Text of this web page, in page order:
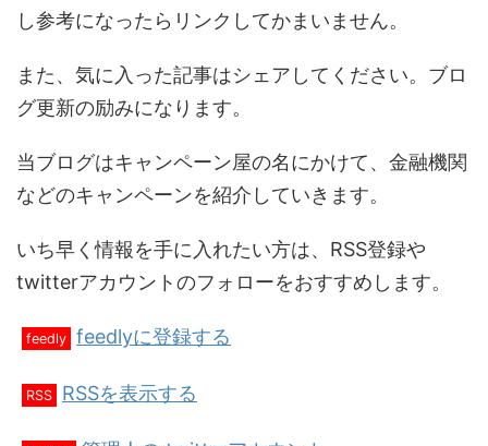
し参考になったらリンクしてかまいません。
また、気に入った記事はシェアしてください。ブロ
グ更新の励みになります。
当ブログはキャンペーン屋の名にかけて、金融機関
などのキャンペーンを紹介していきます。
いち早く情報を手に入れたい方は、RSS登録や
twitterアカウントのフォローをおすすめします。
feedly feedlyに登録する
RSS RSSを表示する